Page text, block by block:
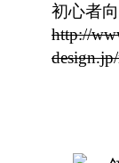
初心者
http://